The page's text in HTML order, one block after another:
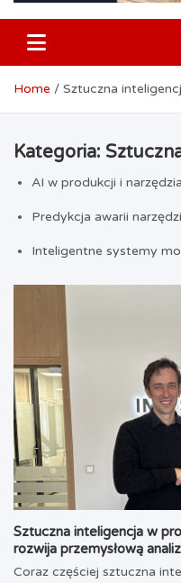
Home Sztuczna
Kategoria:
AI w produkcji i
Predykcja awarii
Inteligentne systemy
Sztuczna inteligencja w
rozwija przemysłową
Coraz częściej sztuczna